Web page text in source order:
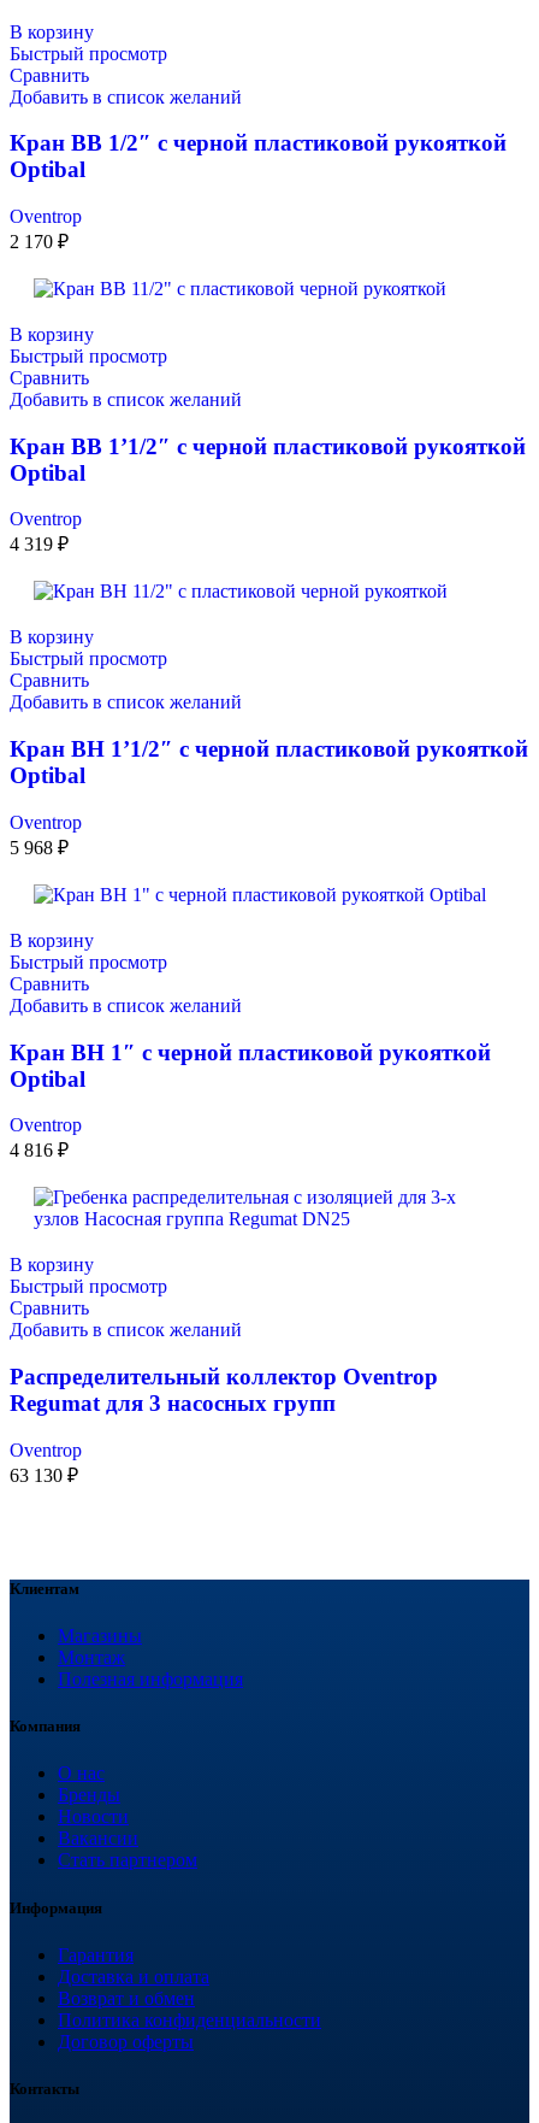
В корзину
Быстрый просмотр
Сравнить
Добавить в список желаний
Кран BB 1/2″ с черной пластиковой рукояткой
Optibal
Oventrop
2 170 ₽
В корзину
Быстрый просмотр
Сравнить
Добавить в список желаний
Кран ВB 1’1/2″ с черной пластиковой рукояткой
Optibal
Oventrop
4 319 ₽
В корзину
Быстрый просмотр
Сравнить
Добавить в список желаний
Кран ВН 1’1/2″ с черной пластиковой рукояткой
Optibal
Oventrop
5 968 ₽
В корзину
Быстрый просмотр
Сравнить
Добавить в список желаний
Кран ВН 1″ с черной пластиковой рукояткой
Optibal
Oventrop
4 816 ₽
В корзину
Быстрый просмотр
Сравнить
Добавить в список желаний
Распределительный коллектор Oventrop
Regumat для 3 насосных групп
Oventrop
63 130 ₽
Клиентам
Магазины
Монтаж
Полезная информация
Компания
О нас
Бренды
Новости
Вакансии
Стать партнером
Информация
Гарантия
Доставка и оплата
Возврат и обмен
Политика конфиденциальности
Договор оферты
Контакты